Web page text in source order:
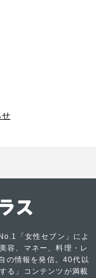
せ
「女性セブン」によ
容、マネー、料理・レ
の情報を発信。40代以
る」コンテンツが満載